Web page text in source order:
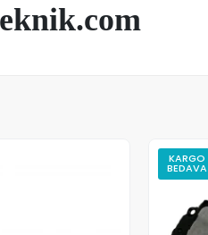
KARGO
BEDAVA